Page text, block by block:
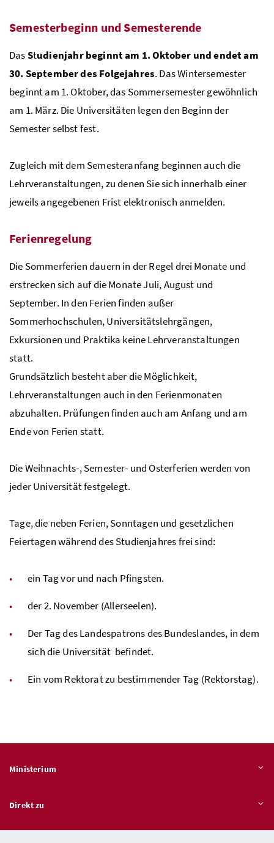
Semesterbeginn und Semesterende
DasStudienjahr beginnt am 1. Oktober und endet am
30. September des Folgejahres. Das Wintersemester
beginnt am 1. Oktober, das Sommersemester gewöhnlich
am 1. März. Die Universitäten legen den Beginn der
Semester selbst fest.
Zugleich mit dem Semesteranfang beginnen auch die
Lehrveranstaltungen, zu denen Sie sich innerhalb einer
jeweils angegebenen Frist elektronisch anmelden.
Ferienregelung
Die Sommerferien dauern in der Regel drei Monate und
erstrecken sich auf die Monate Juli, August und
September. In den Ferien finden außer
Sommerhochschulen, Universitätslehrgängen,
Exkursionen und Praktika keine Lehrveranstaltungen
statt.
Grundsätzlich besteht aber die Möglichkeit,
Lehrveranstaltungen auch in den Ferienmonaten
abzuhalten. Prüfungen finden auch am Anfang und am
Ende von Ferien statt.
Die Weihnachts-, Semester- und Osterferien werden von
jeder Universität festgelegt.
Tage, die neben Ferien, Sonntagen und gesetzlichen
Feiertagen während des Studienjahres frei sind:
ein Tag vor und nach Pfingsten.
der 2. November (Allerseelen).
Der Tag des Landespatrons des Bundeslandes, in dem
sich die Universität befindet.
Ein vom Rektorat zu bestimmender Tag (Rektorstag).
Ministerium
Direkt zu